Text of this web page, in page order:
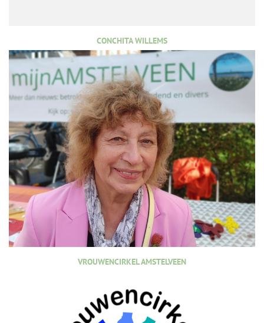
CONCHITA WILLEMS
VROUWENCIRKEL AMSTELVEEN